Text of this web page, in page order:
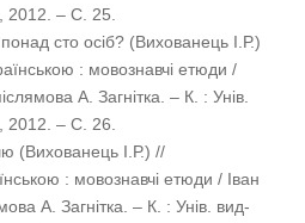
– С. 25.
сто осіб? (Вихованець І.Р.)
: мовознавчі етюди /
А. Загнітка. – К. : Унів.
– С. 26.
(Вихованець І.Р.) //
: мовознавчі етюди / Іван
А. Загнітка. – К. : Унів. вид-